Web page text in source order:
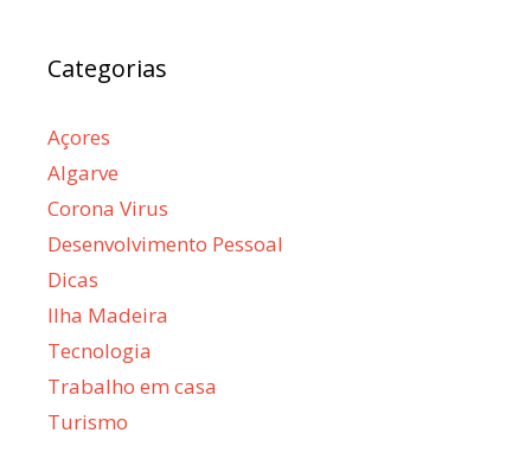
Categorias
Açores
Algarve
Corona Virus
Desenvolvimento Pessoal
Dicas
Ilha Madeira
Tecnologia
Trabalho em casa
Turismo